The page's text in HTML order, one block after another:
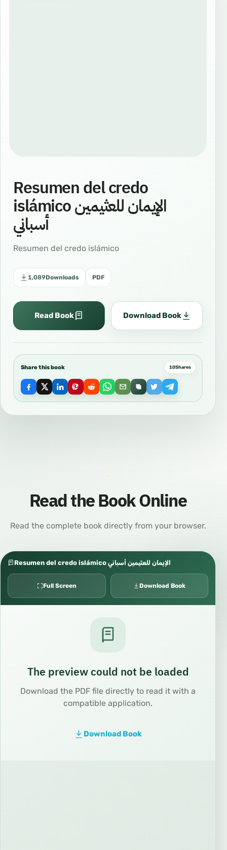
Resumen del credo
islámico الإيمان للعثيمين
أسباني
Resumen del credo islámico
1,089Downloads PDF
Read Book Download Book
Share this book 10Shares
Read the Book Online
Read the complete book directly from your browser.
Resumen del credo islámico الإيمان للعثيمين أسباني
Full Screen Download Book
The preview could not be loaded
Download the PDF file directly to read it with a
compatible application.
Download Book